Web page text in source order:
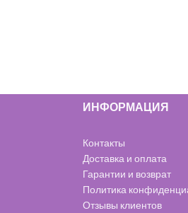
ИНФОРМАЦИЯ
Контакты
Доставка и оплата
Гарантии и возврат
Политика
Отзывы клиентов